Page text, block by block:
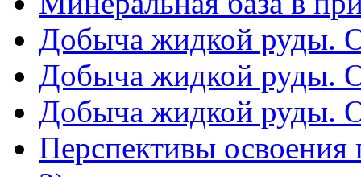
Добыча жидкой руды.
Добыча жидкой руды.
Добыча жидкой руды.
Перспективы освоения